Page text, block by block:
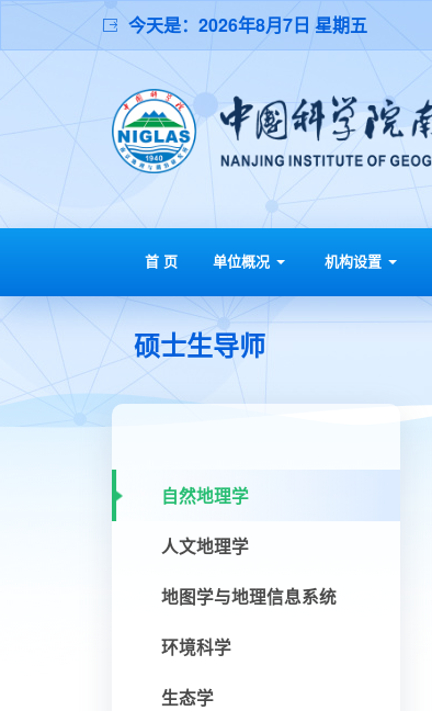
今天是： 2026年8月7日 星期五
首 页 单位概况 机构设置
硕士生导师
自然地理学
人文地理学
地图学与地理信息系统
环境科学
生态学